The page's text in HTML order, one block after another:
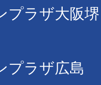
プラザ大阪堺
プラザ広島